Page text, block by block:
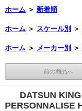
ホーム ＞ 新着順
ホーム ＞ スケール別 ＞
ホーム ＞ メーカー別 ＞
前の商品へ
DATSUN
PERSONNALISE